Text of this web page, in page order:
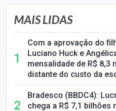
MAIS LIDAS
Com a aprovação do
Luciano Huck e
mensalidade de R$ 8,3
distante do custo da
Bradesco (BBDC4):
chega a R$ 7,1 bilhões